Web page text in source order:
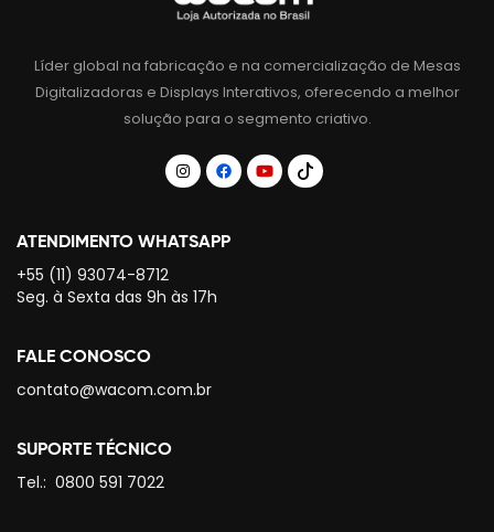
Líder global na fabricação e na comercialização de Mesas
Digitalizadoras e Displays Interativos, oferecendo a melhor
solução para o segmento criativo.
ATENDIMENTO WHATSAPP
+55 (11) 93074-8712
Seg. à Sexta das 9h às 17h
FALE CONOSCO
contato@wacom.com.br
SUPORTE TÉCNICO
Tel.: 0800 591 7022